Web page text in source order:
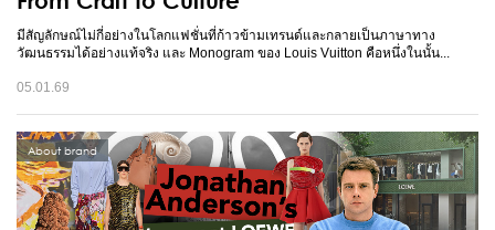
มีสัญลักษณ์ไม่กี่อย่างในโลกแฟชั่นที่ก้าวข้ามเทรนด์และกลายเป็นภาษาทาง
วัฒนธรรมได้อย่างแท้จริง และ Monogram ของ Louis Vuitton คือหนึ่งในนั้น...
05.01.69
About brand